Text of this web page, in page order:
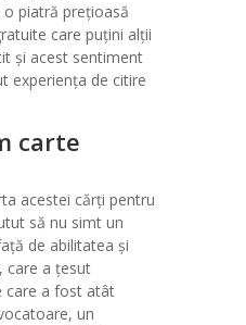
piatră prețioasă
care puțini alții
și acest sentiment
experiența de citire
carte
acestei cărți pentru
să nu simt un
de abilitatea și
care a țesut
care a fost atât
un